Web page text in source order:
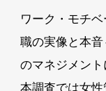
ワーク・モチ
職の実像と本
のマネジメント
本調査では女